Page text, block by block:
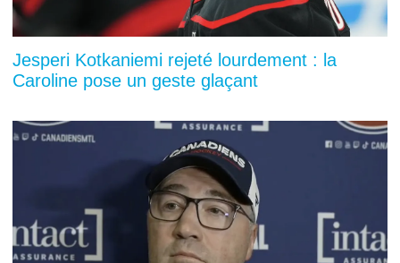
Jesperi Kotkaniemi rejeté lourdement : la
Caroline pose un geste glaçant